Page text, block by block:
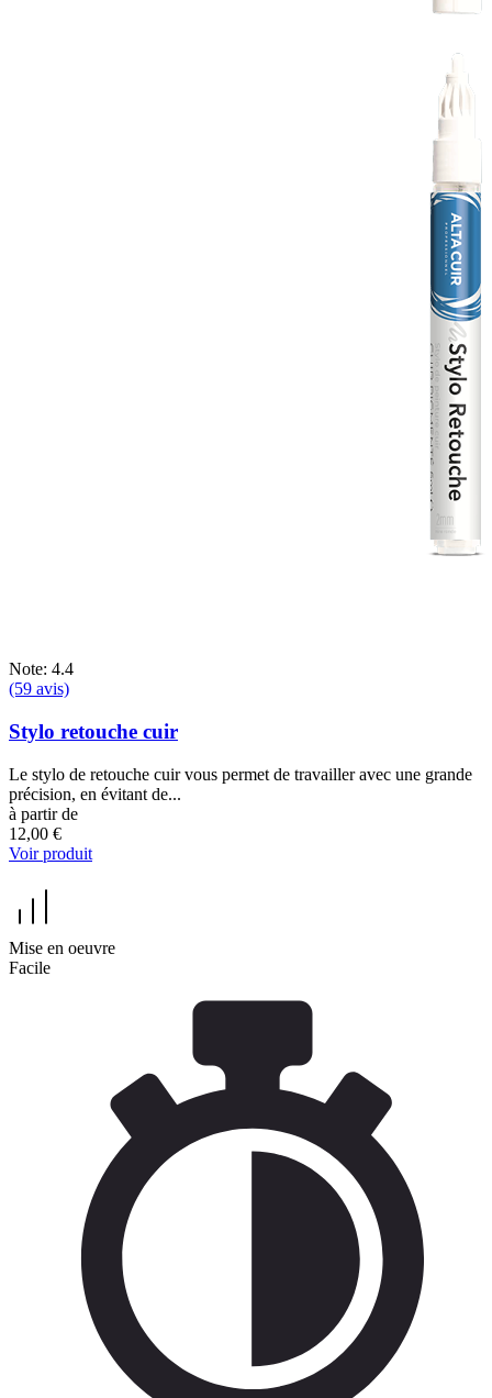
Note: 4.4
(59 avis)
Stylo retouche cuir
Le stylo de retouche cuir vous permet de travailler avec une grande
précision, en évitant de...
à partir de
12,00 €
Voir produit
Mise en oeuvre
Facile